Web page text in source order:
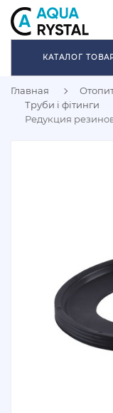
КАТАЛОГ
Главная
Труби і фітинги
Редукция